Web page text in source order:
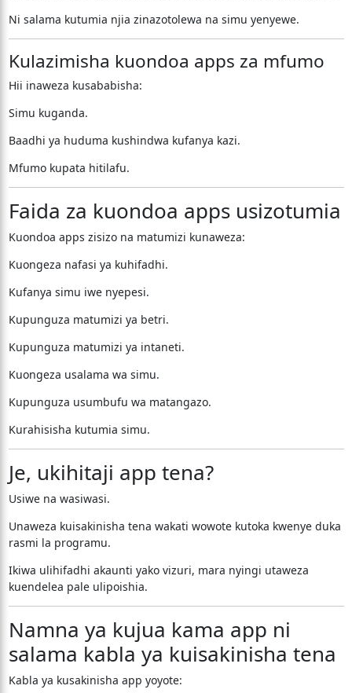
Ni salama kutumia njia zinazotolewa na simu yenyewe.
Kulazimisha kuondoa apps za mfumo
Hii inaweza kusababisha:
Simu kuganda.
Baadhi ya huduma kushindwa kufanya kazi.
Mfumo kupata hitilafu.
Faida za kuondoa apps usizotumia
Kuondoa apps zisizo na matumizi kunaweza:
Kuongeza nafasi ya kuhifadhi.
Kufanya simu iwe nyepesi.
Kupunguza matumizi ya betri.
Kupunguza matumizi ya intaneti.
Kuongeza usalama wa simu.
Kupunguza usumbufu wa matangazo.
Kurahisisha kutumia simu.
Je, ukihitaji app tena?
Usiwe na wasiwasi.
Unaweza kuisakinisha tena wakati wowote kutoka kwenye duka
rasmi la programu.
Ikiwa ulihifadhi akaunti yako vizuri, mara nyingi utaweza
kuendelea pale ulipoishia.
Namna ya kujua kama app ni
salama kabla ya kuisakinisha tena
Kabla ya kusakinisha app yoyote: